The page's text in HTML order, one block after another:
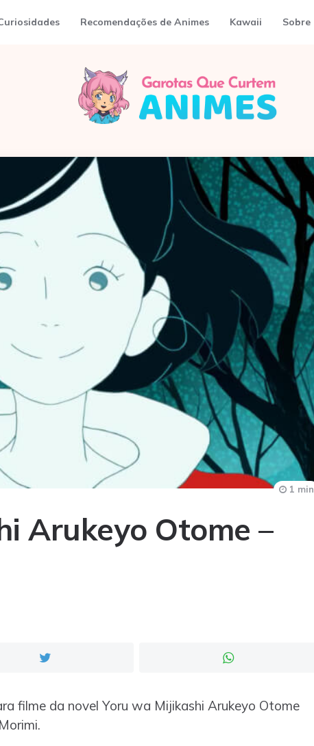
Recomendações de Animes Kawaii Sobre
Arukeyo Otome –
1 min
filme da novel Yoru wa Mijikashi Arukeyo Otome